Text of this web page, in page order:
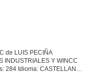
de LUIS PECIÑA
INDUSTRIALES Y WINCC
284 Idioma: CASTELLANO